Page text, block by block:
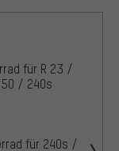
für R 23 /
/ 240s
für 240s /